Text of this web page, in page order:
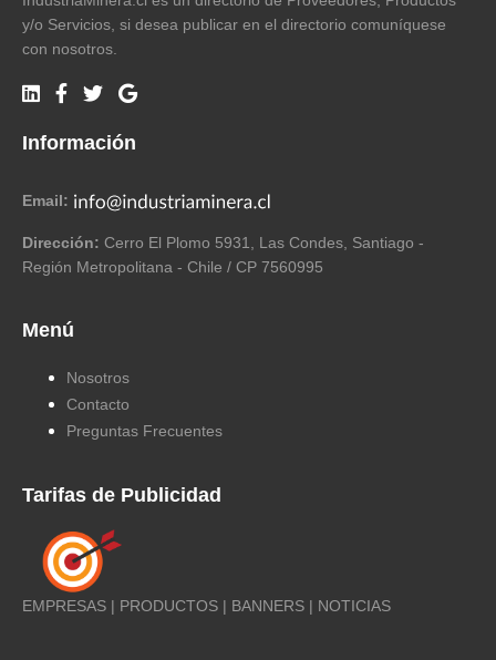
y/o Servicios, si desea publicar en el directorio comuníquese
con nosotros.
Información
Email:
Dirección: Cerro El Plomo 5931, Las Condes, Santiago -
Región Metropolitana - Chile / CP 7560995
Menú
Nosotros
Contacto
Preguntas Frecuentes
Tarifas de Publicidad
EMPRESAS | PRODUCTOS | BANNERS | NOTICIAS